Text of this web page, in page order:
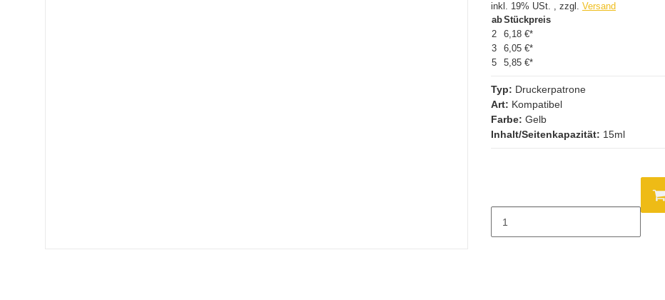
inkl. 19% USt. , zzgl. Versand
abStückpreis
2
6,18 €*
3
6,05 €*
5
5,85 €*
Typ: Druckerpatrone
Art: Kompatibel
Farbe: Gelb
Inhalt/Seitenkapazität: 15ml